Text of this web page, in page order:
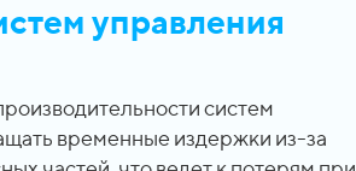
управления
систем
временные издержки из-за